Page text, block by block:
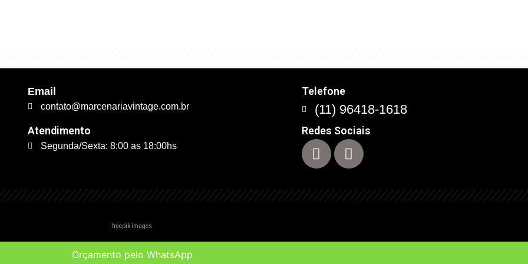
Email
contato@marcenariavintage.com.br
Atendimento
Segunda/Sexta: 8:00 as 18:00hs
Telefone
(11) 96418-1618
Redes Sociais
freepik images
Zona Sul
Orçamento pelo WhatsApp